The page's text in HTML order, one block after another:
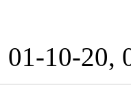
01-10-20,